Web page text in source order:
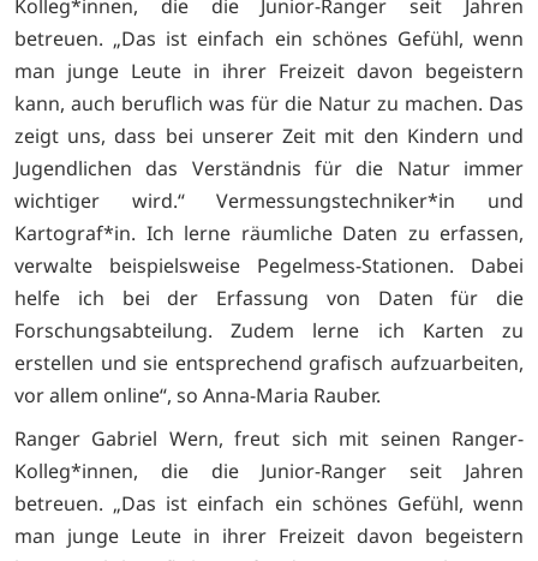
Kolleg*innen, die die Junior-Ranger seit Jahren
betreuen. „Das ist einfach ein schönes Gefühl, wenn
man junge Leute in ihrer Freizeit davon begeistern
kann, auch beruflich was für die Natur zu machen. Das
zeigt uns, dass bei unserer Zeit mit den Kindern und
Jugendlichen das Verständnis für die Natur immer
wichtiger wird.“ Vermessungstechniker*in und
Kartograf*in. Ich lerne räumliche Daten zu erfassen,
verwalte beispielsweise Pegelmess-Stationen. Dabei
helfe ich bei der Erfassung von Daten für die
Forschungsabteilung. Zudem lerne ich Karten zu
erstellen und sie entsprechend grafisch aufzuarbeiten,
vor allem online“, so Anna-Maria Rauber.
Ranger Gabriel Wern, freut sich mit seinen Ranger-
Kolleg*innen, die die Junior-Ranger seit Jahren
betreuen. „Das ist einfach ein schönes Gefühl, wenn
man junge Leute in ihrer Freizeit davon begeistern